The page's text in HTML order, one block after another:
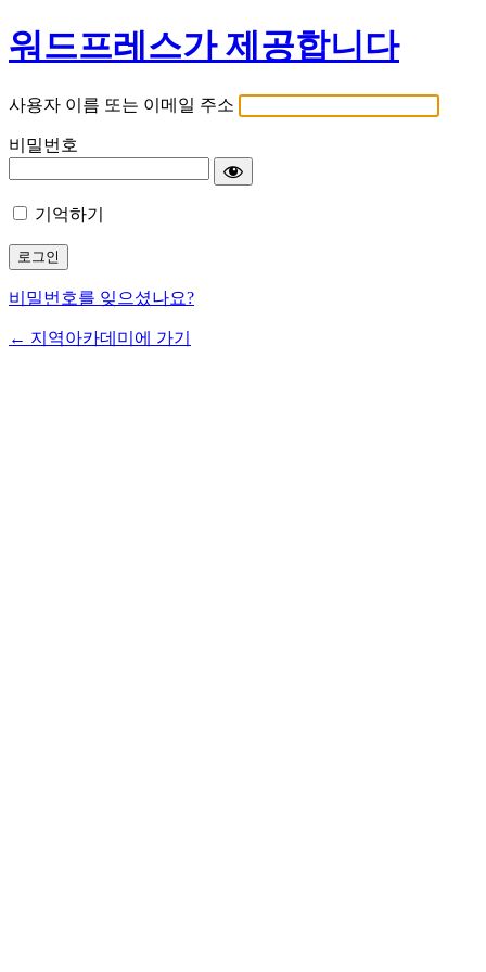
워드프레스가 제공합니다
사용자 이름 또는 이메일 주소
비밀번호
기억하기
비밀번호를 잊으셨나요?
← 지역아카데미에 가기